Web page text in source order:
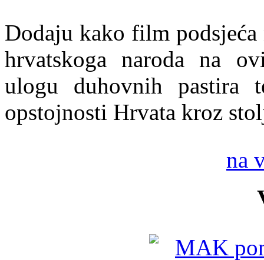
Dodaju kako film podsjeća
hrvatskoga naroda na
ulogu duhovnih pastira
opstojnosti Hrvata kroz
na